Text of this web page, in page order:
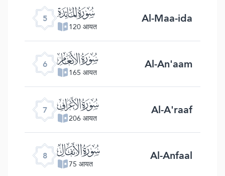
5 ﮑ
120 आयत Al-Maa-ida
6 ﮒ
165 आयत Al-An'aam
7 ﮓ
206 आयत Al-A'raaf
8 ﮔ
75 आयत Al-Anfaal